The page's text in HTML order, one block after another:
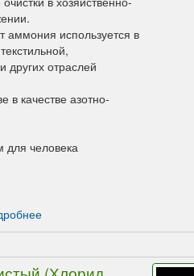
аммония используется в
других отраслей
в качестве азотно-
для человека